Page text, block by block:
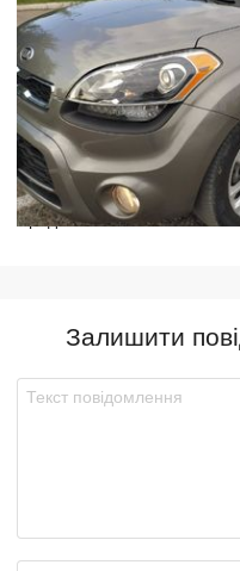
Предлагаю обмен наKia
Залишити